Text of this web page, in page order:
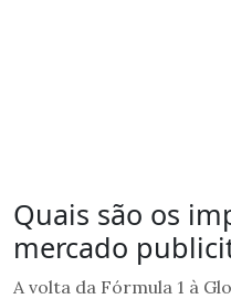
Quais são os
mercado
A volta da Fórmula 1 à